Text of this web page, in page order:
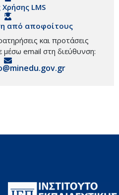
Χρήσης LMS
από αποφοίτους
και προτάσεις
email στη διεύθυνση: